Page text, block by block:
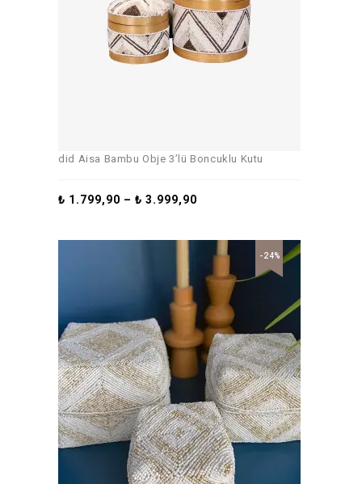
did Aisa Bambu Obje 3’lü Boncuklu Kutu
₺ 1.799,90 –₺ 3.999,90
-24%